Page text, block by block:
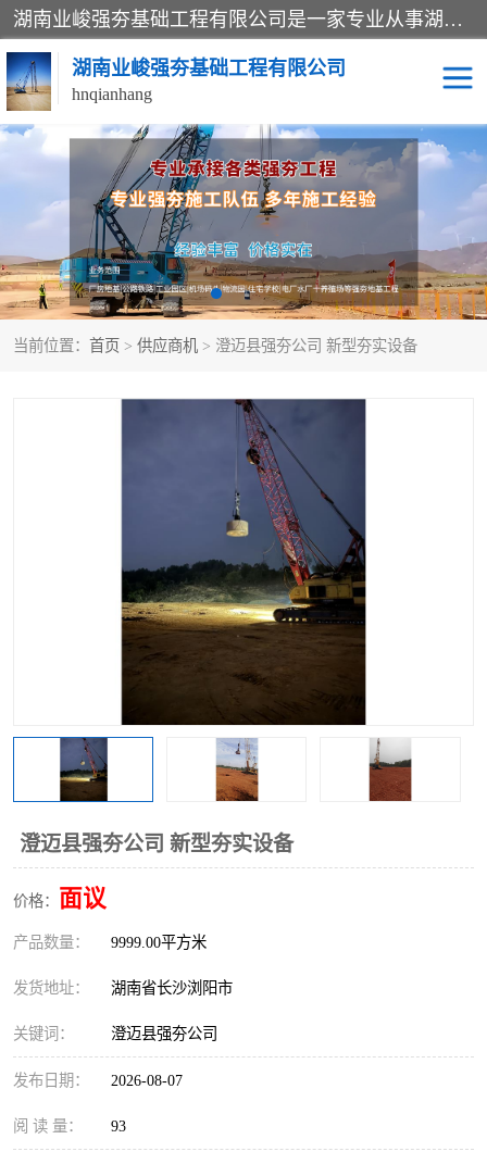
湖南业峻强夯基础工程有限公司是一家专业从事湖南强夯基础工程、强夯机租赁，地基处理的施工单位。业务覆盖：湖南、广东，江西等地。可承接1000KN.m-25000KN.m强夯（置换）工程。公司创始人是国内较早期从事强夯施工的建设者，经过多年的一步一个脚印的发展，在行业内具有较高的度和良好的口碑。
湖南业峻强夯基础工程有限公司
hnqianhang
当前位置： 首页 > 供应商机 > 澄迈县强夯公司 新型夯实设备
澄迈县强夯公司 新型夯实设备
价格： 面议
产品数量： 9999.00平方米
发货地址： 湖南省长沙浏阳市
关键词： 澄迈县强夯公司
发布日期： 2026-08-07
阅 读 量： 93
强夯施工案例 强夯机租赁
强夯施工工程 强夯施工队伍
强夯队伍